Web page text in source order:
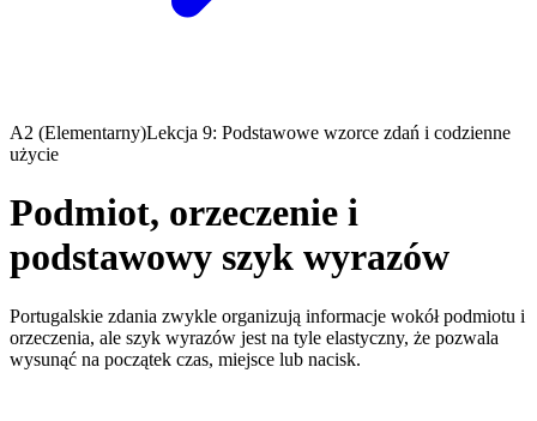
A2 (Elementarny)Lekcja 9: Podstawowe wzorce zdań i codzienne
użycie
Podmiot, orzeczenie i
podstawowy szyk wyrazów
Portugalskie zdania zwykle organizują informacje wokół podmiotu i
orzeczenia, ale szyk wyrazów jest na tyle elastyczny, że pozwala
wysunąć na początek czas, miejsce lub nacisk.